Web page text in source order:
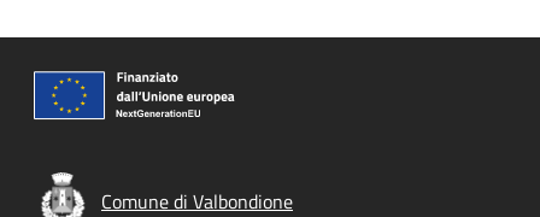
Comune di Valbondione